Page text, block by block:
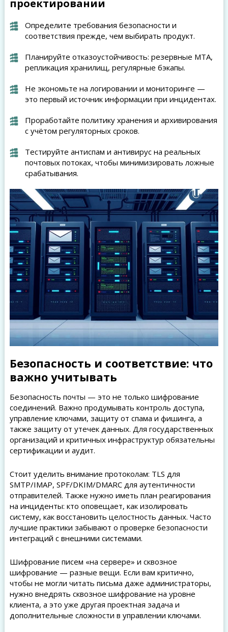
проектировании
Определите требования безопасности и
соответствия прежде, чем выбирать продукт.
Планируйте отказоустойчивость: резервные MTA,
репликация хранилищ, регулярные бэкапы.
Не экономьте на логировании и мониторинге —
это первый источник информации при инцидентах.
Проработайте политику хранения и архивирования
с учётом регуляторных сроков.
Тестируйте антиспам и антивирус на реальных
почтовых потоках, чтобы минимизировать ложные
срабатывания.
Безопасность и соответствие: что
важно учитывать
Безопасность почты — это не только шифрование
соединений. Важно продумывать контроль доступа,
управление ключами, защиту от спама и фишинга, а
также защиту от утечек данных. Для государственных
организаций и критичных инфраструктур обязательны
сертификации и аудит.
Стоит уделить внимание протоколам: TLS для
SMTP/IMAP, SPF/DKIM/DMARC для аутентичности
отправителей. Также нужно иметь план реагирования
на инциденты: кто оповещает, как изолировать
систему, как восстановить целостность данных. Часто
лучшие практики забывают о проверке безопасности
интеграций с внешними системами.
Шифрование писем «на сервере» и сквозное
шифрование — разные вещи. Если вам критично,
чтобы не могли читать письма даже администраторы,
нужно внедрять сквозное шифрование на уровне
клиента, а это уже другая проектная задача и
дополнительные сложности в управлении ключами.